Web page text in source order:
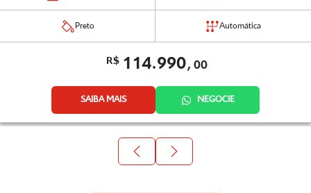
Preto Automática
R$114.990, 00
SAIBA MAIS NEGOCIE